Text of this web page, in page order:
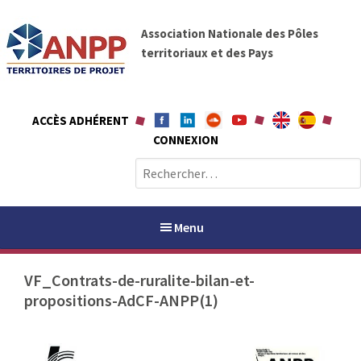
t
A
N
P
P
Association Nationale des Pôles
territoriaux et des Pays
ACCÈS ADHÉRENT
CONNEXION
e
c
c
h
Menu
PAYS / PETR
VF_Contrats-de-ruralite-bilan-et-
propositions-AdCF-ANPP(1)